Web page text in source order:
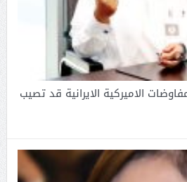
الاميركية الايرانية قد تصيب